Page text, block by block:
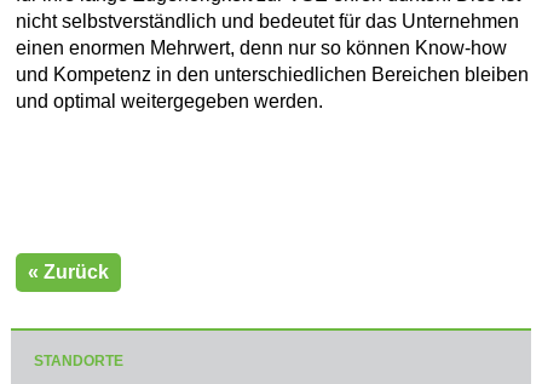
nicht selbstverständlich und bedeutet für das Unternehmen
einen enormen Mehrwert, denn nur so können Know-how
und Kompetenz in den unterschiedlichen Bereichen bleiben
und optimal weitergegeben werden.
« Zurück
STANDORTE